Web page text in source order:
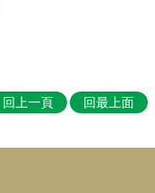
回上一頁 回最上面